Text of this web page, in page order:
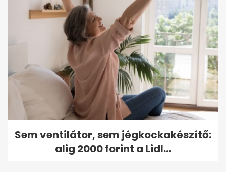
Sem ventilátor, sem jégkockakészítő:
alig 2000 forint a Lidl...